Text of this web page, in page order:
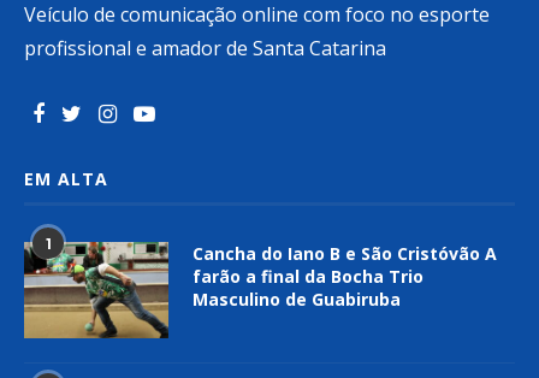
Veículo de comunicação online com foco no esporte
profissional e amador de Santa Catarina
EM ALTA
1
Cancha do Iano B e São Cristóvão A
farão a final da Bocha Trio
Masculino de Guabiruba